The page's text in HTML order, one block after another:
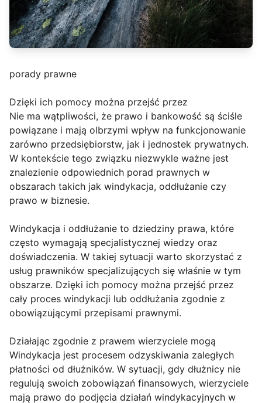
porady prawne
Dzięki ich pomocy można przejść przez
Nie ma wątpliwości, że prawo i bankowość są ściśle
powiązane i mają olbrzymi wpływ na funkcjonowanie
zarówno przedsiębiorstw, jak i jednostek prywatnych.
W kontekście tego związku niezwykle ważne jest
znalezienie odpowiednich porad prawnych w
obszarach takich jak windykacja, oddłużanie czy
prawo w biznesie.
Windykacja i oddłużanie to dziedziny prawa, które
często wymagają specjalistycznej wiedzy oraz
doświadczenia. W takiej sytuacji warto skorzystać z
usług prawników specjalizujących się właśnie w tym
obszarze. Dzięki ich pomocy można przejść przez
cały proces windykacji lub oddłużania zgodnie z
obowiązującymi przepisami prawnymi.
Działając zgodnie z prawem wierzyciele mogą
Windykacja jest procesem odzyskiwania zaległych
płatności od dłużników. W sytuacji, gdy dłużnicy nie
regulują swoich zobowiązań finansowych, wierzyciele
mają prawo do podjęcia działań windykacyjnych w